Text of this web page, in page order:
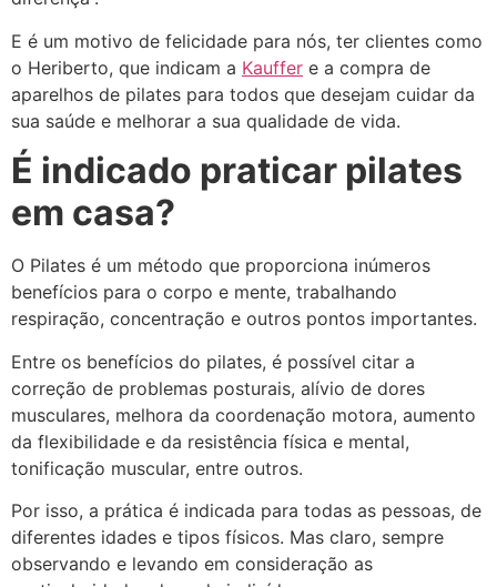
E é um motivo de felicidade para nós, ter clientes como
o Heriberto, que indicam a Kauffer e a compra de
aparelhos de pilates para todos que desejam cuidar da
sua saúde e melhorar a sua qualidade de vida.
É indicado praticar pilates
em casa?
O Pilates é um método que proporciona inúmeros
benefícios para o corpo e mente, trabalhando
respiração, concentração e outros pontos importantes.
Entre os benefícios do pilates, é possível citar a
correção de problemas posturais, alívio de dores
musculares, melhora da coordenação motora, aumento
da flexibilidade e da resistência física e mental,
tonificação muscular, entre outros.
Por isso, a prática é indicada para todas as pessoas, de
diferentes idades e tipos físicos. Mas claro, sempre
observando e levando em consideração as